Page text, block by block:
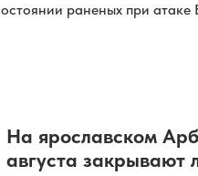
раненых при
На ярославском
августа закрывают